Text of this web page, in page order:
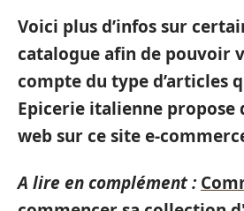
Voici plus d’infos sur
catalogue afin de pouvoir
compte du type d’articles
Epicerie italienne propose
web sur ce site e-
A lire en complément :